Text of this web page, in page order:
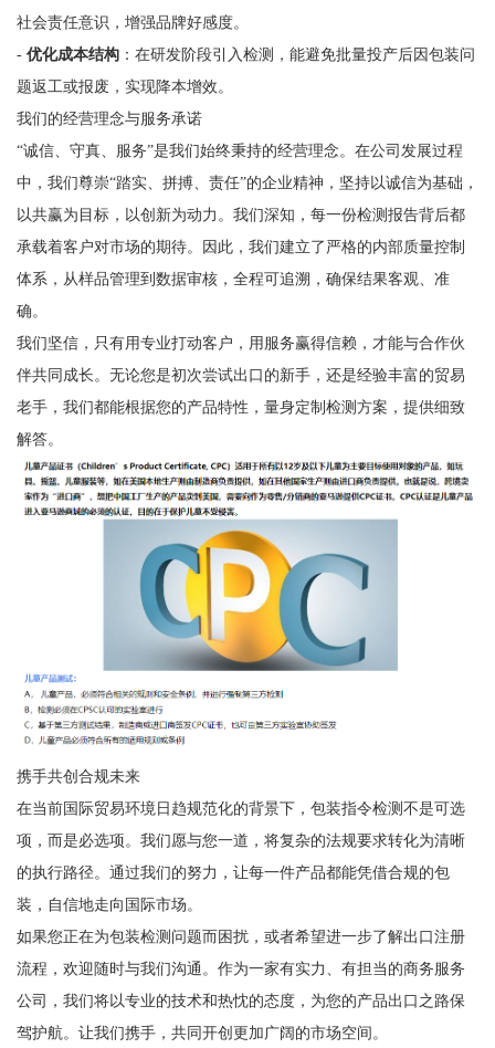
社会责任意识，增强品牌好感度。
- 优化成本结构：在研发阶段引入检测，能避免批量投产后因包装问
题返工或报废，实现降本增效。
我们的经营理念与服务承诺
“诚信、守真、服务”是我们始终秉持的经营理念。在公司发展过程
中，我们尊崇“踏实、拼搏、责任”的企业精神，坚持以诚信为基础，
以共赢为目标，以创新为动力。我们深知，每一份检测报告背后都
承载着客户对市场的期待。因此，我们建立了严格的内部质量控制
体系，从样品管理到数据审核，全程可追溯，确保结果客观、准
确。
我们坚信，只有用专业打动客户，用服务赢得信赖，才能与合作伙
伴共同成长。无论您是初次尝试出口的新手，还是经验丰富的贸易
老手，我们都能根据您的产品特性，量身定制检测方案，提供细致
解答。
携手共创合规未来
在当前国际贸易环境日趋规范化的背景下，包装指令检测不是可选
项，而是必选项。我们愿与您一道，将复杂的法规要求转化为清晰
的执行路径。通过我们的努力，让每一件产品都能凭借合规的包
装，自信地走向国际市场。
如果您正在为包装检测问题而困扰，或者希望进一步了解出口注册
流程，欢迎随时与我们沟通。作为一家有实力、有担当的商务服务
公司，我们将以专业的技术和热忱的态度，为您的产品出口之路保
驾护航。让我们携手，共同开创更加广阔的市场空间。